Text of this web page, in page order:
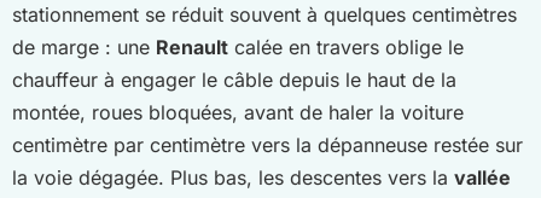
stationnement se réduit souvent à quelques centimètres
de marge : une Renault calée en travers oblige le
chauffeur à engager le câble depuis le haut de la
montée, roues bloquées, avant de haler la voiture
centimètre par centimètre vers la dépanneuse restée sur
la voie dégagée. Plus bas, les descentes vers la vallée